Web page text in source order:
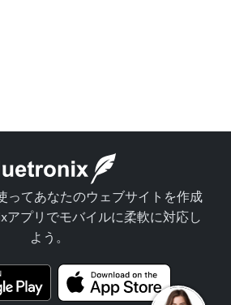
ってあなたのウェブサイトを作成
アプリでモバイルに柔軟に対応し
よう。